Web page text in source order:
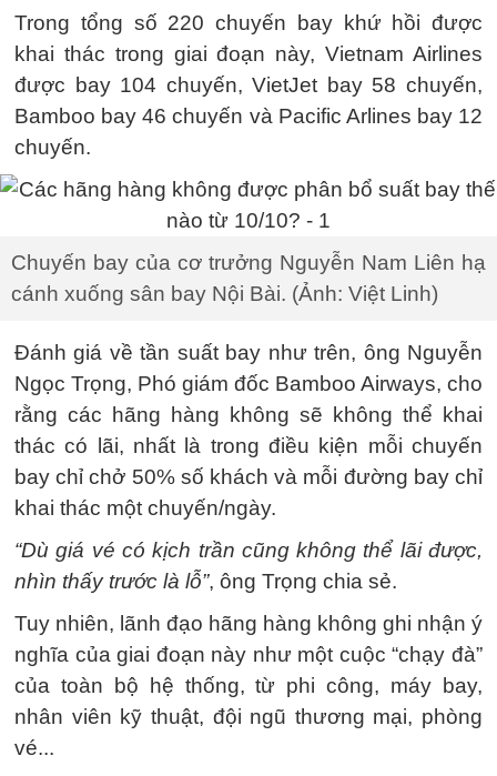
Trong tổng số 220 chuyến bay khứ hồi được
khai thác trong giai đoạn này, Vietnam Airlines
được bay 104 chuyến, VietJet bay 58 chuyến,
Bamboo bay 46 chuyến và Pacific Arlines bay 12
chuyến.
Chuyến bay của cơ trưởng Nguyễn Nam Liên hạ
cánh xuống sân bay Nội Bài. (Ảnh: Việt Linh)
Đánh giá về tần suất bay như trên, ông Nguyễn
Ngọc Trọng, Phó giám đốc Bamboo Airways, cho
rằng các hãng hàng không sẽ không thể khai
thác có lãi, nhất là trong điều kiện mỗi chuyến
bay chỉ chở 50% số khách và mỗi đường bay chỉ
khai thác một chuyến/ngày.
“Dù giá vé có kịch trần cũng không thể lãi được,
nhìn thấy trước là lỗ”, ông Trọng chia sẻ.
Tuy nhiên, lãnh đạo hãng hàng không ghi nhận ý
nghĩa của giai đoạn này như một cuộc “chạy đà”
của toàn bộ hệ thống, từ phi công, máy bay,
nhân viên kỹ thuật, đội ngũ thương mại, phòng
vé...